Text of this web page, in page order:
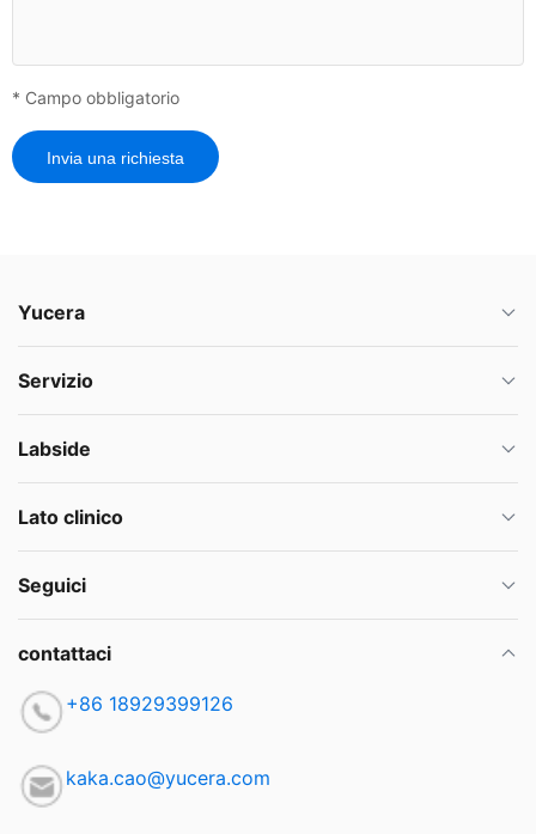
* Campo obbligatorio
Invia una richiesta
Yucera
Servizio
Labside
Lato clinico
Seguici
contattaci
+86 18929399126
kaka.cao@yucera.com